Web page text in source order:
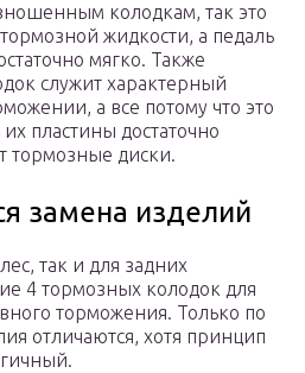
колодкам, так это
жидкости, а педаль
мягко. Также
служит характерный
а все потому что это
пластины достаточно
тормозные диски.
замена изделий
так и для задних
4 тормозных колодок для
торможения. Только по
отличаются, хотя принцип